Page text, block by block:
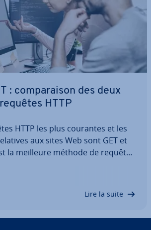
: com­pa­rai­son des deux
HTTP
HTTP les plus courantes et les
aux sites Web sont GET et
la meilleure méthode de requête
Lire la suite